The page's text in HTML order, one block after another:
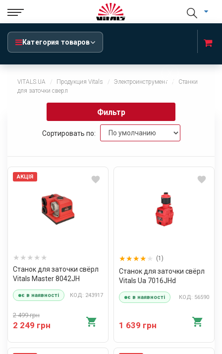
Категория товаров
VITALS.UA Продукция Vitals Электроинструмент
Станки
для заточки сверл
x
Фильтр
Сортировать по:
АКЦІЯ
Станок для заточки свёрл
Vitals Master 8042JH
є в наявності КОД: 243917
2 499 грн
2 249 грн
(1)
Станок для заточки свёрл
Vitals Ua 7016JHd
є в наявності КОД: 56590
1 639 грн